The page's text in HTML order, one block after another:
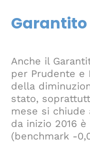
Garantito
Anche il
per Prudente e
della
stato,
mese si chiude
da inizio 2016
(benchmark -